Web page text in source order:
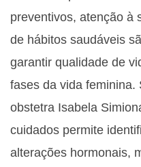
preventivos, atenção à
de hábitos saudáveis
garantir qualidade de
fases da vida feminina.
obstetra Isabela
cuidados permite
alterações hormonais,